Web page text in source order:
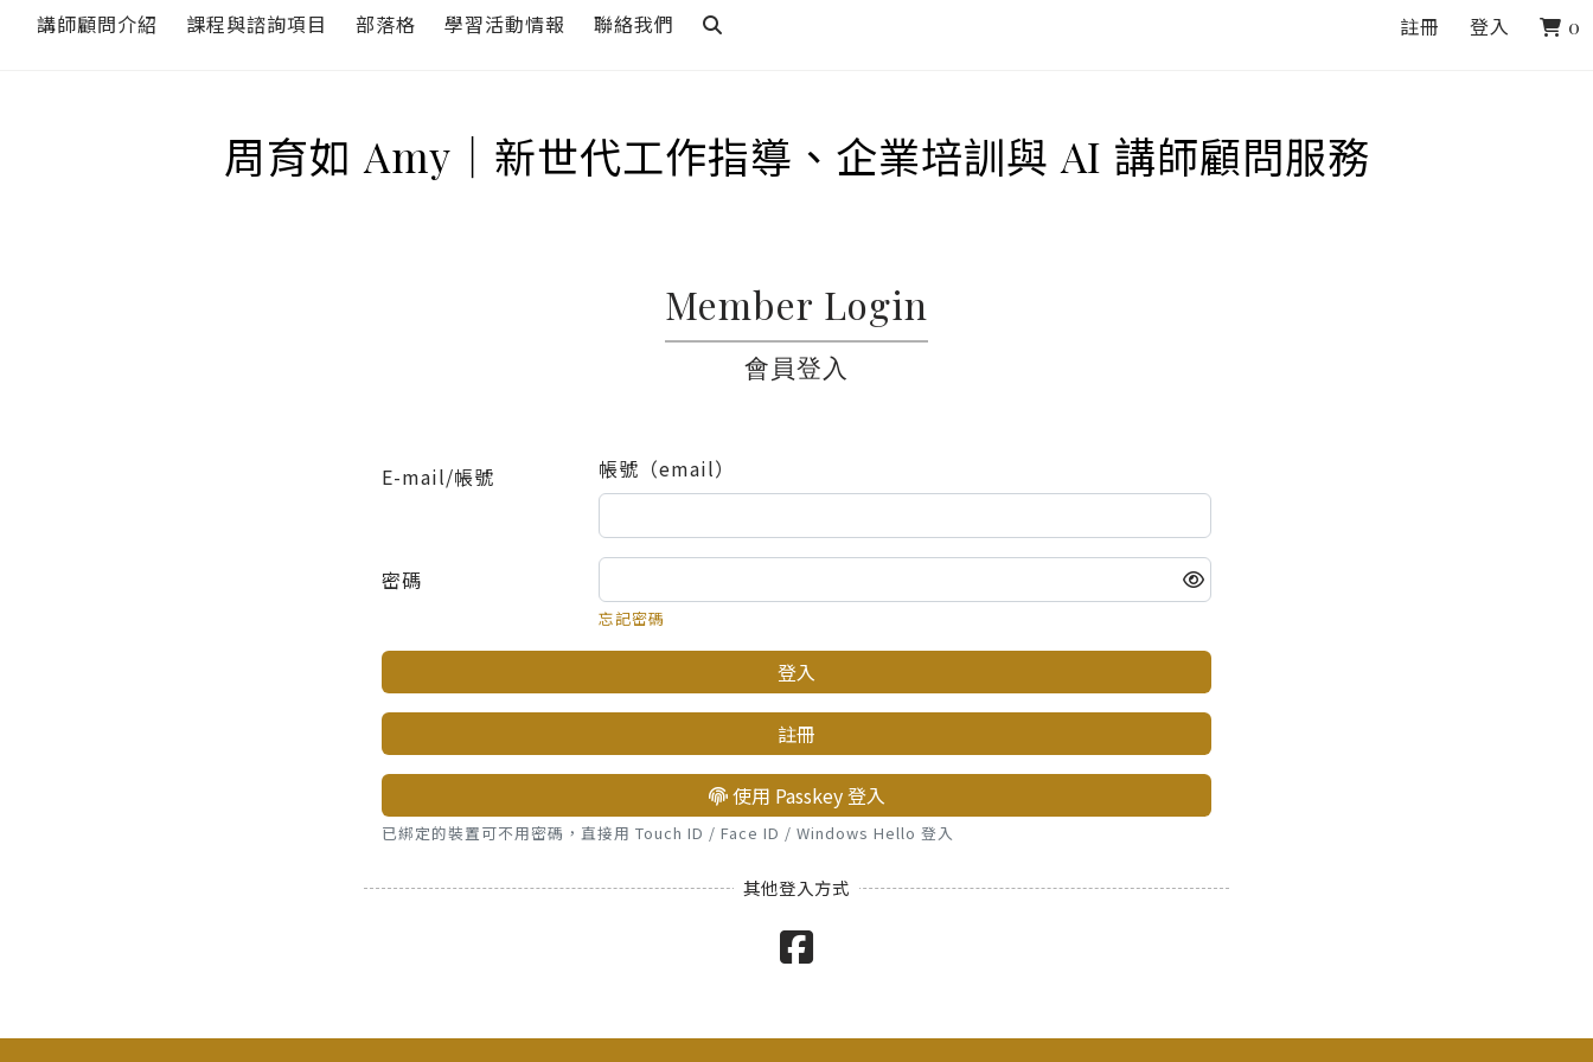
註冊 登入 0
周育如 Amy｜新世代工作指導、企業培訓與 AI 講師顧問服務
講師顧問介紹 課程與諮詢項目 部落格 學習活動情報 聯絡我們
Member Login
會員登入
E-mail/帳號 帳號（email）
密碼
忘記密碼
登入
註冊
使用 Passkey 登入
已綁定的裝置可不用密碼，直接用 Touch ID / Face ID / Windows Hello 登入